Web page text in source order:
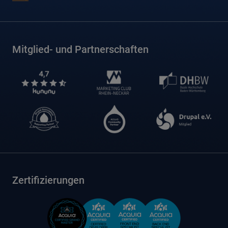
Mitglied- und Partnerschaften
Zertifizierungen